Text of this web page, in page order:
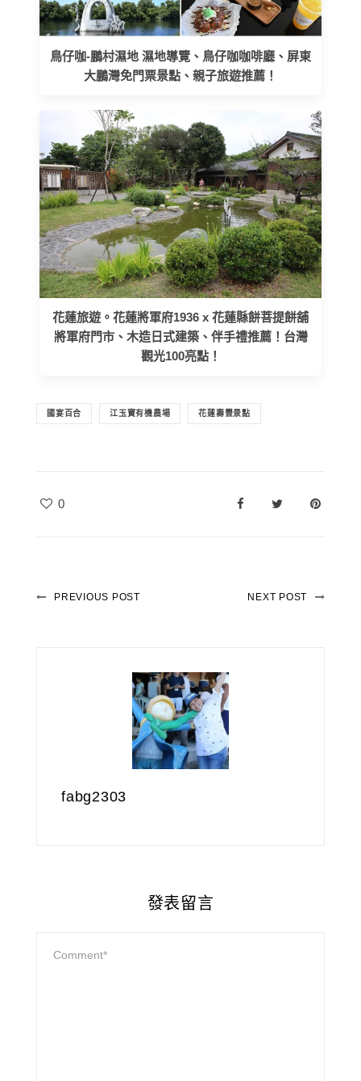
鳥仔咖-鵬村濕地 濕地導覽、鳥仔咖咖啡廳、屏東
大鵬灣免門票景點、親子旅遊推薦！
花蓮旅遊。花蓮將軍府1936 x 花蓮縣餅菩提餅舖
將軍府門市、木造日式建築、伴手禮推薦！台灣
觀光100亮點！
國宴百合 江玉寶有機農場 花蓮壽豐景點
0
PREVIOUS POST NEXT POST
fabg2303
發表留言